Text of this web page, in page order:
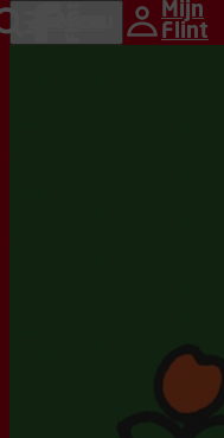
Ga naar hoofdinhoudMijn
Flint